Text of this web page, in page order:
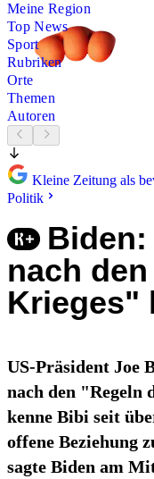
Meine Region
Top News
Sport
Rubriken
Orte
Themen
Autoren
Kleine Zeitung als
Politik
nach
Krieges"
US-Präsident Joe
nach den "Regeln
kenne Bibi seit
offene Beziehung
sagte Biden am